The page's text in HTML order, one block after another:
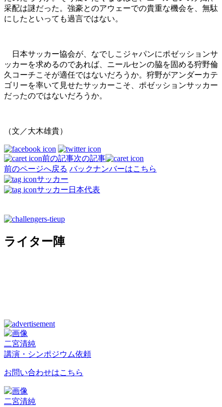
采配は謎だった。強豪とのアウェーでの貴重な機会を、無駄
にしたといっても過言ではない。
日本サッカー協会が、なでしこジャパンにポゼッションサ
ッカーを求めるのであれば、ニールセンの脇を固める狩野倫
久コーチこそが適任ではないだろうか。狩野がアンダーカテ
ゴリーを率いて見せたサッカーこそ、ポゼッションサッカー
だったのではないだろうか。
（文／大木雄貴）
前の記事次の記事
前のページへ戻る バックナンバーはこちら
サッカー
サッカー日本代表
ライター陣
二宮清純
講演・シンポジウム依頼
お問い合わせはこちら
二宮清純